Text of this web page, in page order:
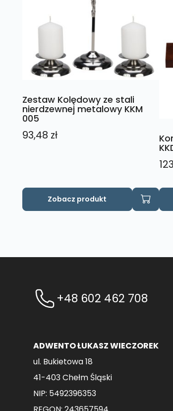
Zestaw Kolędowy ze stali
nierdzewnej metalowy KKM
005
93,48 zł
Zobacz produkt
Ten
+48 602 462 708
ADWENTO ŁUKASZ WIECZOREK
ul. Bukietowa 18
41-403 Chełm Śląski
NIP: 5492396353